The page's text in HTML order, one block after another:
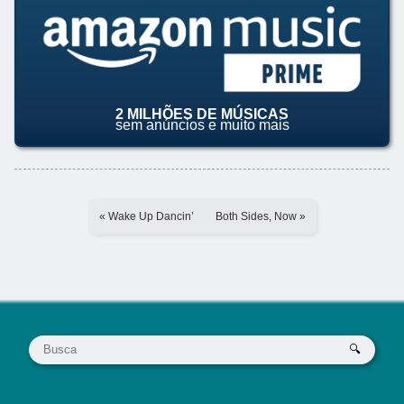
2 MILHÕES DE MÚSICAS
sem anúncios e muito mais
« Wake Up Dancin’ Both Sides, Now »